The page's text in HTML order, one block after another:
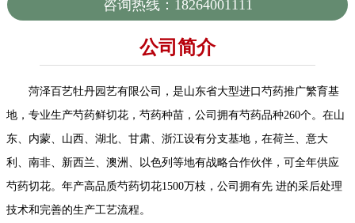
咨询热线：18264001111
公司简介
菏泽百艺牡丹园艺有限公司，是山东省大型进口芍药推广繁育基
地，专业生产芍药鲜切花，芍药种苗，公司拥有芍药品种260个。在山
东、内蒙、山西、湖北、甘肃、浙江设有分支基地，在荷兰、意大
利、南非、新西兰、澳洲、以色列等地有战略合作伙伴，可全年供应
芍药切花。年产高品质芍药切花1500万枝，公司拥有先 进的采后处理
技术和完善的生产工艺流程。